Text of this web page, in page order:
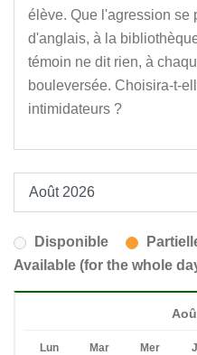
élève. Que l'agression se
d'anglais, à la
témoin ne dit rien, à
bouleversée. Choisira-t-
intimidateurs ?
Disponible
Available (for the whole
Lun Mar Mer